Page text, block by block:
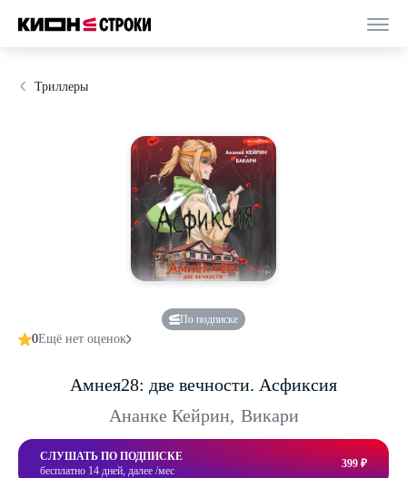
Триллеры
По подписке
0Ещё нет оценок
Амнея28: две вечности. Асфиксия
Ананке Кейрин, Викари
СЛУШАТЬ ПО ПОДПИСКЕ
бесплатно 14 дней, далее /мес
399 ₽